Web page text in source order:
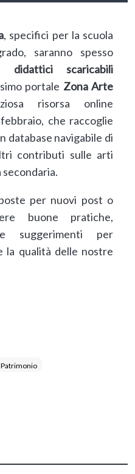
, specifici per la scuola
saranno spesso
didattici scaricabili
portale Zona Arte
risorsa online
che raccoglie
database navigabile di
contributi sulle arti
secondaria.
per nuovi post o
buone pratiche,
suggerimenti per
la qualità delle nostre
Patrimonio